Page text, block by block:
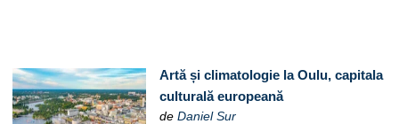
Artă și climatologie la Oulu, capitala
culturală europeană
deDaniel Sur